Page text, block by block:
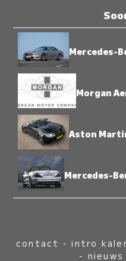
Mercedes-
Morgan
Aston
Mercedes-
contact -intro
- nieuws